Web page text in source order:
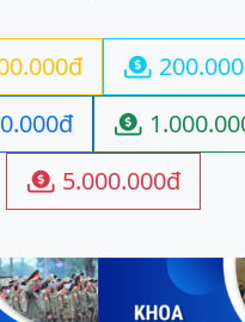


 5.000.000đ